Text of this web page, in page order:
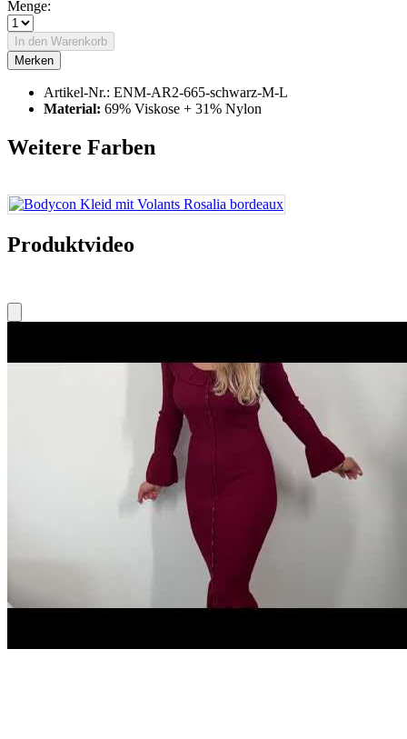
Menge:
In den Warenkorb
Merken
Artikel-Nr.: ENM-AR2-665-schwarz-M-L
Material: 69% Viskose + 31% Nylon
Weitere Farben
Produktvideo